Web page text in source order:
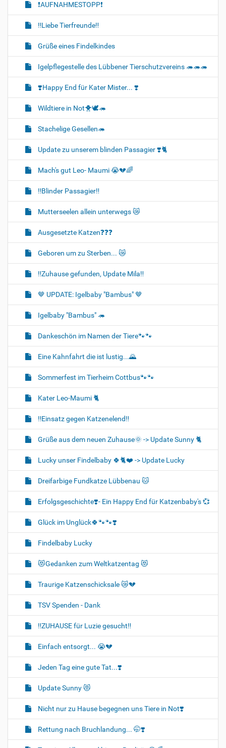
❗AUFNAHMESTOPP❗
‼️Liebe Tierfreunde‼️
Grüße eines Findelkindes
Igelpflegestelle des Lübbener Tierschutzvereins 🦔🦔🦔
❣️Happy End für Kater Mister... ❣️
Wildtiere in Not🐥🕊️🦔
Stachelige Gesellen🦔
Update zu unserem blinden Passagier ❣️🐈
Mach's gut Leo- Maumi 😭💔🌈
‼️Blinder Passagier‼️
Mutterseelen allein unterwegs 😿
Ausgesetzte Katzen❓❓❓
Geboren um zu Sterben... 😿
‼️Zuhause gefunden, Update Mila‼️
🤎 UPDATE: Igelbaby "Bambus" 🤎
Igelbaby "Bambus" 🦔
Dankeschön im Namen der Tiere🐾🐾
Eine Kahnfahrt die ist lustig...🌄
Sommerfest im Tierheim Cottbus🐾🐾
Kater Leo-Maumi 🐈
‼️Einsatz gegen Katzenelend‼️
Grüße aus dem neuen Zuhause🌞 -> Update Sunny 🐈
Lucky unser Findelbaby 🍀🐈❤️ -> Update Lucky
Dreifarbige Fundkatze Lübbenau 🐱
Erfolgsgeschichte❣️- Ein Happy End für Katzenbaby's 💞
Glück im Unglück🍀🐾🐾❣️
Findelbaby Lucky
😻Gedanken zum Weltkatzentag 😻
Traurige Katzenschicksale 😿💔
TSV Spenden - Dank
‼️ZUHAUSE für Luzie gesucht‼️
Einfach entsorgt... 😭💔
Jeden Tag eine gute Tat...❣️
Update Sunny 😻
Nicht nur zu Hause begegnen uns Tiere in Not❣️
Rettung nach Bruchlandung... 🤭❣️